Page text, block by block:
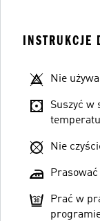
INSTRUKCJE
Nie
Suszyć w
Nie
Prać w